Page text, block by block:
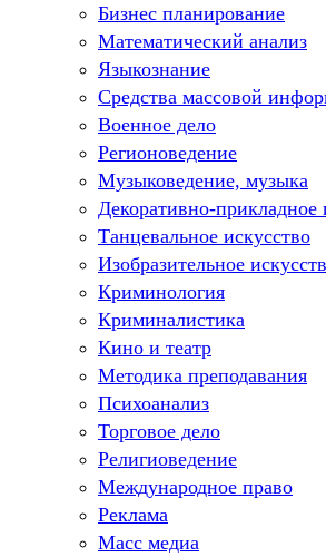
Бизнес планирование
Математический анализ
Языкознание
Средства массовой
Военное дело
Регионоведение
Музыковедение, музыка
Декоративно-прикладное
Танцевальное искусство
Изобразительное
Криминология
Криминалистика
Кино и театр
Методика преподавания
Психоанализ
Торговое дело
Религиоведение
Международное право
Реклама
Масс медиа